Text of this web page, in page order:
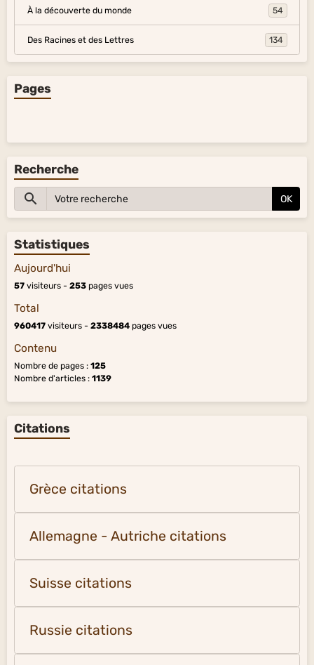
À la découverte du monde 54
Des Racines et des Lettres 134
Pages
Recherche
OK
Statistiques
Aujourd'hui
57 visiteurs - 253 pages vues
Total
960417 visiteurs - 2338484 pages vues
Contenu
Nombre de pages : 125
Nombre d'articles : 1139
Citations
Grèce citations
Allemagne - Autriche citations
Suisse citations
Russie citations